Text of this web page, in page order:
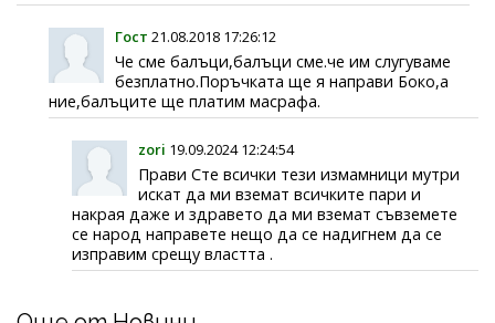
Гост 21.08.2018 17:26:12
Че сме балъци,балъци сме.че им слугуваме
безплатно.Поръчката ще я направи Боко,а
ние,балъците ще платим масрафа.
zori 19.09.2024 12:24:54
Прави Сте всички тези измамници мутри
искат да ми вземат всичките пари и
накрая даже и здравето да ми вземат съвземете
се народ направете нещо да се надигнем да се
изправим срещу властта .